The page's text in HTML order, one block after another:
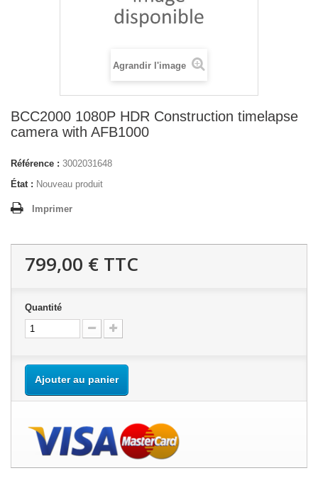
Agrandir l'image
BCC2000 1080P HDR Construction timelapse
camera with AFB1000
Référence : 3002031648
État : Nouveau produit
Imprimer
799,00 € TTC
Quantité
Ajouter au panier